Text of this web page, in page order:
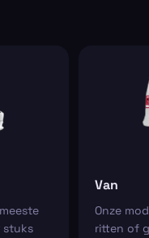
stuks
Van
Onze
ritten of